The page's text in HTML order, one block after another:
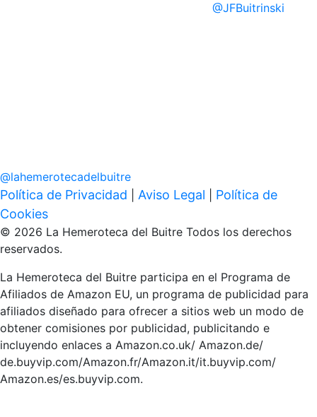
@JFBuitrinski
@lahemerotecadelbuitre
Política de Privacidad Aviso Legal
Política de
Cookies
© 2026 La Hemeroteca del Buitre Todos los derechos
reservados.
La Hemeroteca del Buitre participa en el Programa de
Afiliados de Amazon EU, un programa de publicidad para
afiliados diseñado para ofrecer a sitios web un modo de
obtener comisiones por publicidad, publicitando e
incluyendo enlaces a Amazon.co.uk/ Amazon.de/
de.buyvip.com/Amazon.fr/Amazon.it/it.buyvip.com/
Amazon.es/es.buyvip.com.